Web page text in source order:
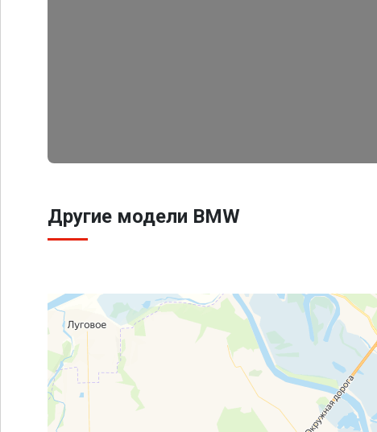
Другие модели BMW